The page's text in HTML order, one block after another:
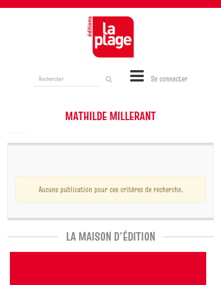
Se connecter
MATHILDE MILLERANT
Aucune publication pour ces critères de recherche.
LA MAISON D'ÉDITION